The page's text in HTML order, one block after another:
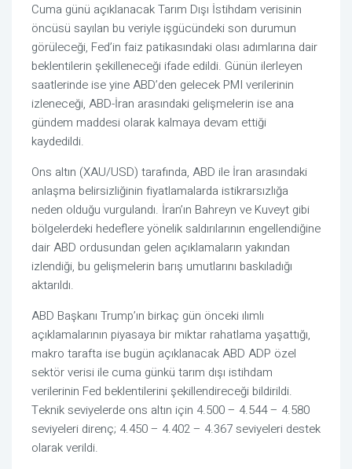
Cuma günü açıklanacak Tarım Dışı İstihdam verisinin
öncüsü sayılan bu veriyle işgücündeki son durumun
görüleceği, Fed’in faiz patikasındaki olası adımlarına dair
beklentilerin şekilleneceği ifade edildi. Günün ilerleyen
saatlerinde ise yine ABD’den gelecek PMI verilerinin
izleneceği, ABD-İran arasındaki gelişmelerin ise ana
gündem maddesi olarak kalmaya devam ettiği
kaydedildi.
Ons altın (XAU/USD) tarafında, ABD ile İran arasındaki
anlaşma belirsizliğinin fiyatlamalarda istikrarsızlığa
neden olduğu vurgulandı. İran’ın Bahreyn ve Kuveyt gibi
bölgelerdeki hedeflere yönelik saldırılarının engellendiğine
dair ABD ordusundan gelen açıklamaların yakından
izlendiği, bu gelişmelerin barış umutlarını baskıladığı
aktarıldı.
ABD Başkanı Trump’ın birkaç gün önceki ılımlı
açıklamalarının piyasaya bir miktar rahatlama yaşattığı,
makro tarafta ise bugün açıklanacak ABD ADP özel
sektör verisi ile cuma günkü tarım dışı istihdam
verilerinin Fed beklentilerini şekillendireceği bildirildi.
Teknik seviyelerde ons altın için 4.500 – 4.544 – 4.580
seviyeleri direnç; 4.450 – 4.402 – 4.367 seviyeleri destek
olarak verildi.